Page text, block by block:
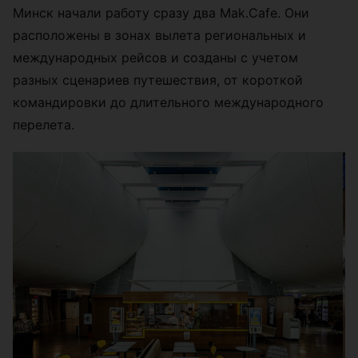
Минск начали работу сразу два Mak.Cafe. Они
расположены в зонах вылета региональных и
международных рейсов и созданы с учетом
разных сценариев путешествия, от короткой
командировки до длительного международного
перелета.